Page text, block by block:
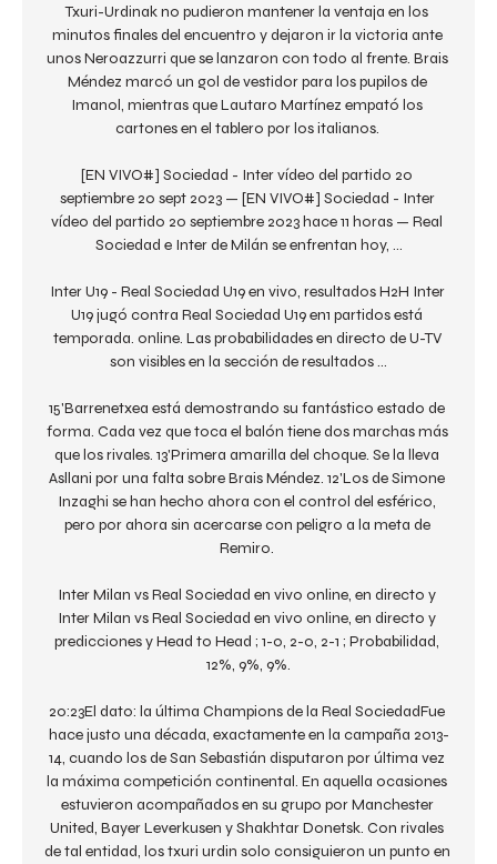
Txuri-Urdinak no pudieron mantener la ventaja en los
minutos finales del encuentro y dejaron ir la victoria ante
unos Neroazzurri que se lanzaron con todo al frente. Brais
Méndez marcó un gol de vestidor para los pupilos de
Imanol, mientras que Lautaro Martínez empató los
cartones en el tablero por los italianos.
[EN VIVO#] Sociedad - Inter vídeo del partido 20
septiembre 20 sept 2023 — [EN VIVO#] Sociedad - Inter
vídeo del partido 20 septiembre 2023 hace 11 horas — Real
Sociedad e Inter de Milán se enfrentan hoy, ...
Inter U19 - Real Sociedad U19 en vivo, resultados H2H Inter
U19 jugó contra Real Sociedad U19 en1 partidos está
temporada. online. Las probabilidades en directo de U-TV
son visibles en la sección de resultados ...
15'Barrenetxea está demostrando su fantástico estado de
forma. Cada vez que toca el balón tiene dos marchas más
que los rivales. 13'Primera amarilla del choque. Se la lleva
Asllani por una falta sobre Brais Méndez. 12'Los de Simone
Inzaghi se han hecho ahora con el control del esférico,
pero por ahora sin acercarse con peligro a la meta de
Remiro.
Inter Milan vs Real Sociedad en vivo online, en directo y
Inter Milan vs Real Sociedad en vivo online, en directo y
predicciones y Head to Head ; 1-0, 2-0, 2-1 ; Probabilidad,
12%, 9%, 9%.
20:23El dato: la última Champions de la Real SociedadFue
hace justo una década, exactamente en la campaña 2013-
14, cuando los de San Sebastián disputaron por última vez
la máxima competición continental. En aquella ocasiones
estuvieron acompañados en su grupo por Manchester
United, Bayer Leverkusen y Shakhtar Donetsk. Con rivales
de tal entidad, los txuri urdin solo consiguieron un punto en